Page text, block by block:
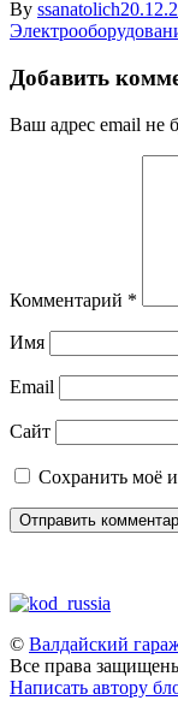
By ssanatolich
Навигация
по
записям
Добавить
Ваш адрес email не
Комментарий *
Имя
Email
Сайт
Сохранить моё
© Валдайский
Все права
Написать автору